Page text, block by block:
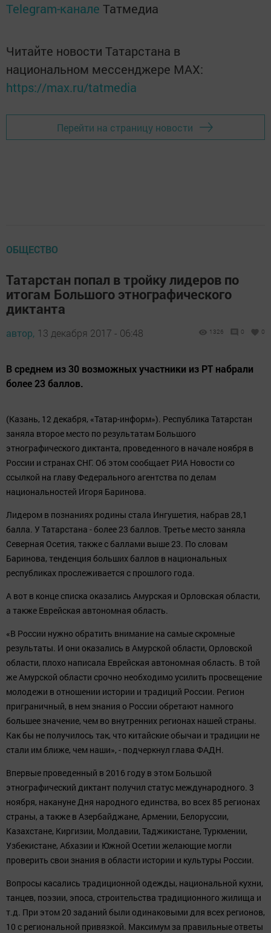
Telegram-канале Татмедиа
Читайте новости Татарстана в
национальном мессенджере MАХ:
https://max.ru/tatmedia
Перейти на страницу новости
ОБЩЕСТВО
Татарстан попал в тройку лидеров по
итогам Большого этнографического
диктанта
автор, 13 декабря 2017 - 06:48 1326 0 0
В среднем из 30 возможных участники из РТ набрали
более 23 баллов.
(Казань, 12 декабря, «Татар-информ»). Республика Татарстан
заняла второе место по результатам Большого
этнографического диктанта, проведенного в начале ноября в
России и странах СНГ. Об этом сообщает РИА Новости со
ссылкой на главу Федерального агентства по делам
национальностей Игоря Баринова.
Лидером в познаниях родины стала Ингушетия, набрав 28,1
балла. У Татарстана - более 23 баллов. Третье место заняла
Северная Осетия, также с баллами выше 23. По словам
Баринова, тенденция больших баллов в национальных
республиках прослеживается с прошлого года.
А вот в конце списка оказались Амурская и Орловская области,
а также Еврейская автономная область.
«В России нужно обратить внимание на самые скромные
результаты. И они оказались в Амурской области, Орловской
области, плохо написала Еврейская автономная область. В той
же Амурской области срочно необходимо усилить просвещение
молодежи в отношении истории и традиций России. Регион
приграничный, в нем знания о России обретают намного
большее значение, чем во внутренних регионах нашей страны.
Как бы не получилось так, что китайские обычаи и традиции не
стали им ближе, чем наши», - подчеркнул глава ФАДН.
Впервые проведенный в 2016 году в этом Большой
этнографический диктант получил статус международного. 3
ноября, накануне Дня народного единства, во всех 85 регионах
страны, а также в Азербайджане, Армении, Белоруссии,
Казахстане, Киргизии, Молдавии, Таджикистане, Туркмении,
Узбекистане, Абхазии и Южной Осетии желающие могли
проверить свои знания в области истории и культуры России.
Вопросы касались традиционной одежды, национальной кухни,
танцев, поэзии, эпоса, строительства традиционного жилища и
т.д. При этом 20 заданий были одинаковыми для всех регионов,
10 с региональной привязкой. Максимум за правильные ответы